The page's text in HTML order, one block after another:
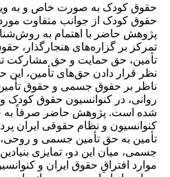
حقوق کودک به صورت خاص و به
حقوق کودک از جوانب متفاوت
پژوهش حاضر با اهتمام به
تمرکز بر گزاره‌های هنجارگذار،
تأمین، حق حمایت و حق مشارکت
نظر قرار دادن حق‌های تأمین، این
ناظر بر حقوق جسمی و حقوق
روانی، در کنوانسیون حقوق کودک
شده است. پژوهش حاضر صرفاً به
کنوانسیون و نظام حقوقی ایران
تأمین به حق تأمین جسمی و
جسمی، میان این دو، تمایزی
موارد افتراقِ حقوق ایران و